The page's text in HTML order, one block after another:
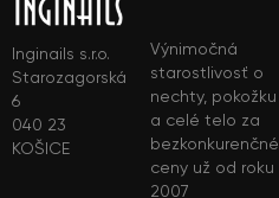
Inginails s.r.o.
Starozagorská
6
040 23
KOŠICE
Výnimočná
starostlivosť o
nechty, pokožku
a celé telo za
bezkonkurenčné
ceny už od roku
2007